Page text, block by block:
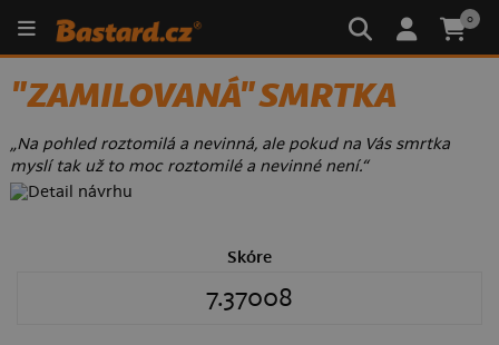
0
"ZAMILOVANÁ" SMRTKA
„Na pohled roztomilá a nevinná, ale pokud na Vás smrtka
myslí tak už to moc roztomilé a nevinné není.“
Skóre
7.37008